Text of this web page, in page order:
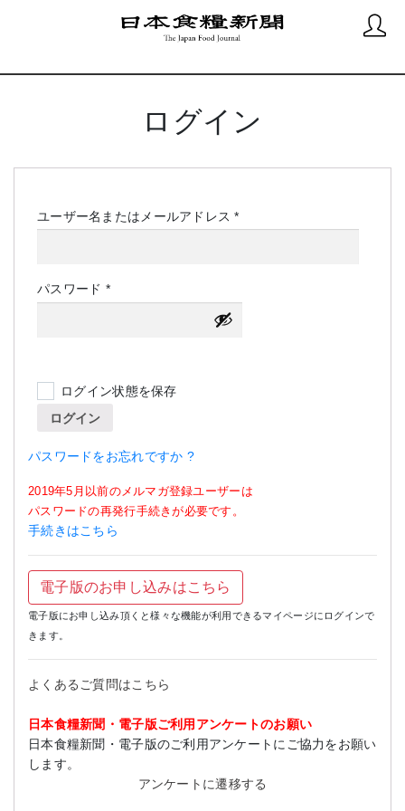
ログイン
ユーザー名またはメールアドレス*必
パスワード *必
須
ログイン状態を保存
ログイン
パスワードをお忘れですか ?
2019年5月以前のメルマガ登録ユーザーは
パスワードの再発行手続きが必要です。
手続きはこちら
電子版のお申し込みはこちら
電子版にお申し込み頂くと様々な機能が利用できるマイページにログインで
きます。
よくあるご質問はこちら
日本食糧新聞・電子版ご利用アンケートのお願い
日本食糧新聞・電子版のご利用アンケートにご協力をお願い
します。
アンケートに遷移する